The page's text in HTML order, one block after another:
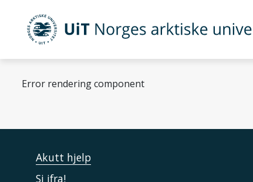
Gå til hovedinnhold
UiT Norges arktiske universitet
Error rendering component
Akutt hjelp
Si ifra!